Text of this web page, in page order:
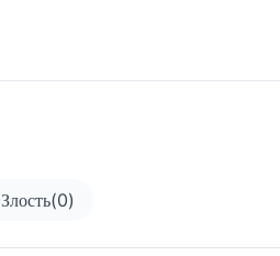
Злость(0)